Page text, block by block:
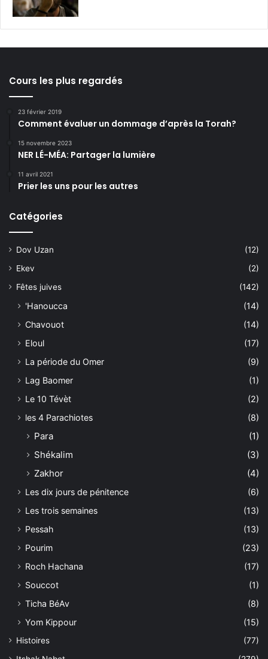
Cours les plus regardés
23 février 2019
Comment évaluer un dommage d’après la Torah?
15 novembre 2023
NER LÉ-MÉA: Partager la lumière
11 avril 2021
Prier les uns pour les autres
Catégories
Dov Uzan
(12)
Ekev
(2)
Fêtes juives
(142)
'Hanoucca
(14)
Chavouot
(14)
Eloul
(17)
La période du Omer
(9)
Lag Baomer
(1)
Le 10 Tévèt
(2)
les 4 Parachiotes
(8)
Para
(1)
Shékalim
(3)
Zakhor
(4)
Les dix jours de pénitence
(6)
Les trois semaines
(13)
Pessah
(13)
Pourim
(23)
Roch Hachana
(17)
Souccot
(1)
Ticha BéAv
(8)
Yom Kippour
(15)
Histoires
(77)